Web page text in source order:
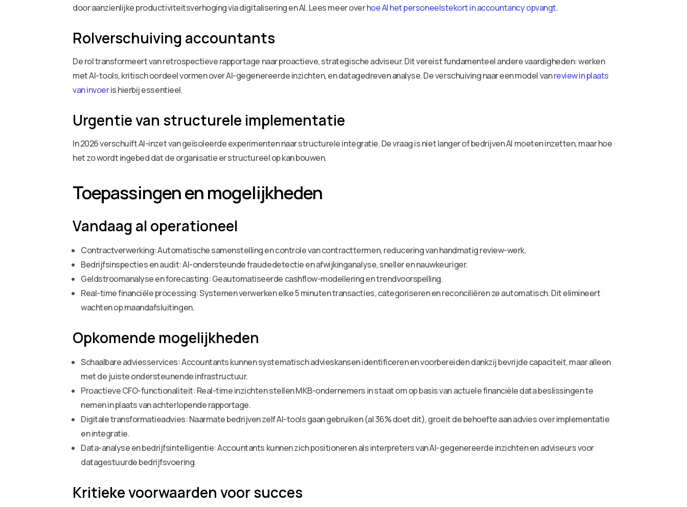
door aanzienlijke productiviteitsverhoging via digitalisering en AI. Lees meer overhoe AI het personeelstekort in accountancy opvangt.
Rolverschuiving accountants
De rol transformeert van retrospectieve rapportage naar proactieve, strategische adviseur. Dit vereist fundamenteel andere vaardigheden: werken
met AI-tools, kritisch oordeel vormen over AI-gegenereerde inzichten, en datagedreven analyse. De verschuiving naar een model vanreview in plaats
van invoeris hierbij essentieel.
Urgentie van structurele implementatie
In 2026 verschuift AI-inzet van geïsoleerde experimenten naar structurele integratie. De vraag is niet langer of bedrijven AI moeten inzetten, maar hoe
het zo wordt ingebed dat de organisatie er structureel op kan bouwen.
Toepassingen en mogelijkheden
Vandaag al operationeel
Contractverwerking: Automatische samenstelling en controle van contracttermen, reducering van handmatig review-werk.
Bedrijfsinspecties en audit: AI-ondersteunde fraudedetectie en afwijkinganalyse, sneller en nauwkeuriger.
Geldstroomanalyse en forecasting: Geautomatiseerde cashflow-modellering en trendvoorspelling.
Real-time financiële processing: Systemen verwerken elke 5 minuten transacties, categoriseren en reconciliëren ze automatisch. Dit elimineert
wachten op maandafsluitingen.
Opkomende mogelijkheden
Schaalbare adviesservices: Accountants kunnen systematisch advieskansen identificeren en voorbereiden dankzij bevrijde capaciteit, maar alleen
met de juiste ondersteunende infrastructuur.
Proactieve CFO-functionaliteit: Real-time inzichten stellen MKB-ondernemers in staat om op basis van actuele financiële data beslissingen te
nemen in plaats van achterlopende rapportage.
Digitale transformatieadvies: Naarmate bedrijven zelf AI-tools gaan gebruiken (al 36% doet dit), groeit de behoefte aan advies over implementatie
en integratie.
Data-analyse en bedrijfsintelligentie: Accountants kunnen zich positioneren als interpreters van AI-gegenereerde inzichten en adviseurs voor
datagestuurde bedrijfsvoering.
Kritieke voorwaarden voor succes